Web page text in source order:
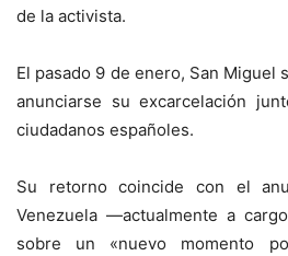
de la activista.
El pasado 9 de enero, San Miguel
anunciarse su excarcelación
ciudadanos españoles.
Su retorno coincide con el
Venezuela —actualmente a
sobre un «nuevo momento